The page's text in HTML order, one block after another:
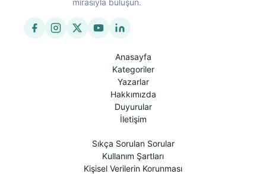
Anasayfa
Kategoriler
Yazarlar
Hakkımızda
Duyurular
İletişim
Sıkça Sorulan Sorular
Kullanım Şartları
Kişisel Verilerin Korunması